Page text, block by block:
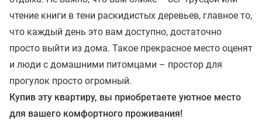
чтение книги в тени раскидистых деревьев, главное то,
что каждый день это вам доступно, достаточно
просто выйти из дома. Такое прекрасное место оценят
и люди с домашними питомцами – простор для
прогулок просто огромный.
Купив эту квартиру, вы приобретаете уютное место
для вашего комфортного проживания!